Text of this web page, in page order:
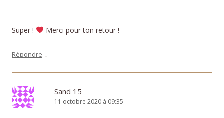
Super ! Merci pour ton retour !
Répondre ↓
Sand 15
11 octobre 2020 à 09:35